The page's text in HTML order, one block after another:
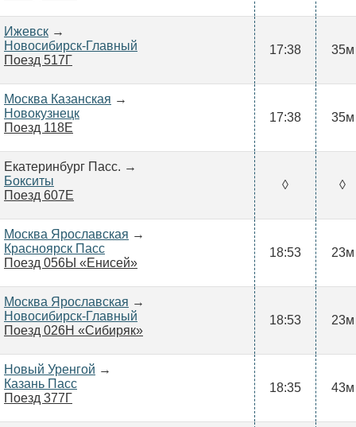
Ижевск →
Новосибирск-Главный
Поезд 517Г
17:38 35м
Москва Казанская →
Новокузнецк
Поезд 118Е
17:38 35м
Екатеринбург Пасс. →
Бокситы
Поезд 607Е
◊ ◊
Москва Ярославская →
Красноярск Пасс
Поезд 056Ы «Енисей»
18:53 23м
Москва Ярославская →
Новосибирск-Главный
Поезд 026Н «Сибиряк»
18:53 23м
Новый Уренгой →
Казань Пасс
Поезд 377Г
18:35 43м